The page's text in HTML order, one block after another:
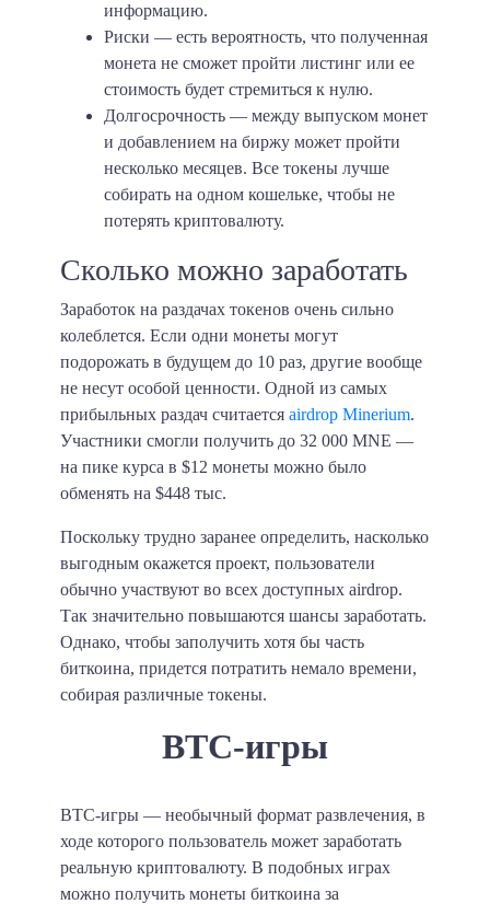
информацию.
Риски — есть вероятность, что полученная
монета не сможет пройти листинг или ее
стоимость будет стремиться к нулю.
Долгосрочность — между выпуском монет
и добавлением на биржу может пройти
несколько месяцев. Все токены лучше
собирать на одном кошельке, чтобы не
потерять криптовалюту.
Сколько можно заработать
Заработок на раздачах токенов очень сильно
колеблется. Если одни монеты могут
подорожать в будущем до 10 раз, другие вообще
не несут особой ценности. Одной из самых
прибыльных раздач считается airdrop Minerium.
Участники смогли получить до 32 000 MNE —
на пике курса в $12 монеты можно было
обменять на $448 тыс.
Поскольку трудно заранее определить, насколько
выгодным окажется проект, пользователи
обычно участвуют во всех доступных airdrop.
Так значительно повышаются шансы заработать.
Однако, чтобы заполучить хотя бы часть
биткоина, придется потратить немало времени,
собирая различные токены.
BTC-игры
BTC-игры — необычный формат развлечения, в
ходе которого пользователь может заработать
реальную криптовалюту. В подобных играх
можно получить монеты биткоина за